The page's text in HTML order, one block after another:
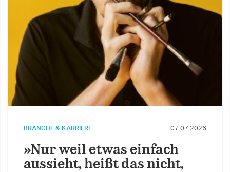
BRANCHE & KARRIERE 07.07.2026
»Nur weil etwas einfach
aussieht, heißt das nicht,